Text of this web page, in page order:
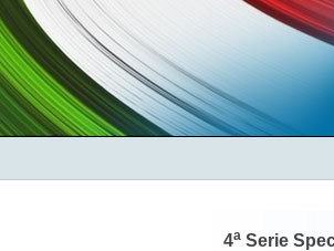
4a Serie